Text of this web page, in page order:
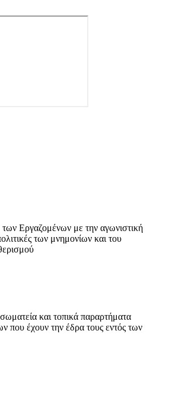
Εργαζομένων με την αγωνιστική
των μνημονίων και του
και τοπικά παραρτήματα
που έχουν την έδρα τους εντός των